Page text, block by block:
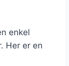
enkel
Her er en